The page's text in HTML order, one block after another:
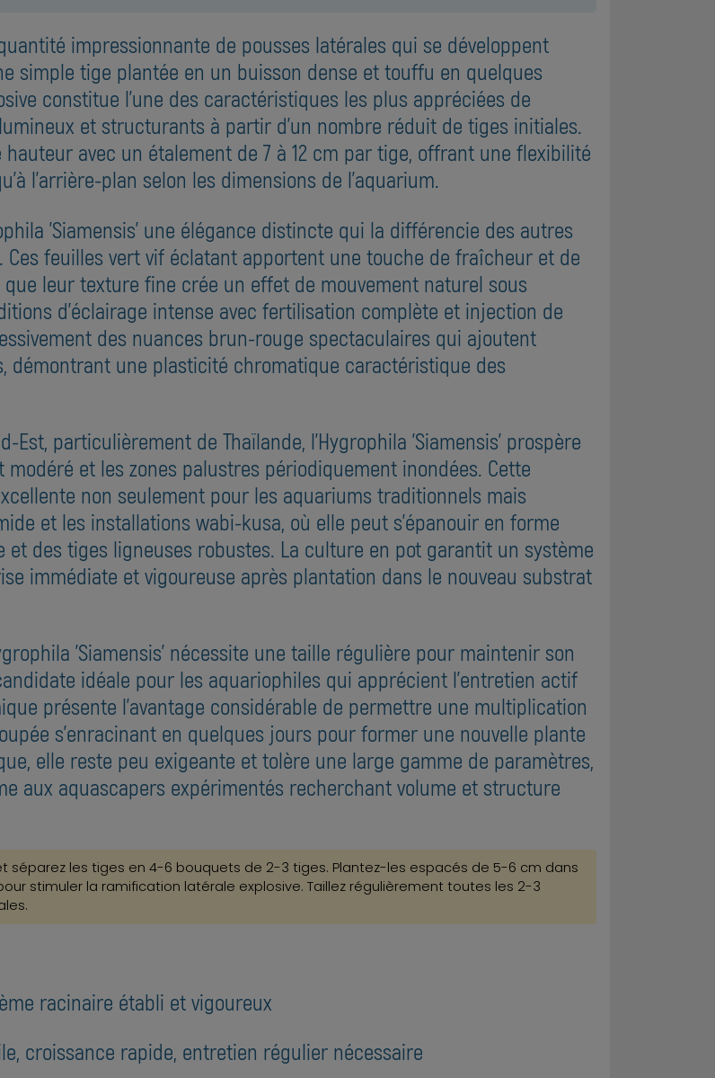
impressionnante de pousses latérales qui se développent
simple tige plantée en un buisson dense et touffu en quelques
constitue l'une des caractéristiques les plus appréciées de
et structurants à partir d'un nombre réduit de tiges initiales.
avec un étalement de 7 à 12 cm par tige, offrant une flexibilité
l'arrière-plan selon les dimensions de l'aquarium.
'Siamensis' une élégance distincte qui la différencie des autres
feuilles vert vif éclatant apportent une touche de fraîcheur et de
leur texture fine crée un effet de mouvement naturel sous
d'éclairage intense avec fertilisation complète et injection de
des nuances brun-rouge spectaculaires qui ajoutent
démontrant une plasticité chromatique caractéristique des
Est, particulièrement de Thaïlande, l'Hygrophila 'Siamensis' prospère
et les zones palustres périodiquement inondées. Cette
non seulement pour les aquariums traditionnels mais
et les installations wabi-kusa, où elle peut s'épanouir en forme
des tiges ligneuses robustes. La culture en pot garantit un système
immédiate et vigoureuse après plantation dans le nouveau substrat
'Siamensis' nécessite une taille régulière pour maintenir son
idéale pour les aquariophiles qui apprécient l'entretien actif
présente l'avantage considérable de permettre une multiplication
s'enracinant en quelques jours pour former une nouvelle plante
elle reste peu exigeante et tolère une large gamme de paramètres,
aux aquascapers expérimentés recherchant volume et structure
séparez les tiges en 4-6 bouquets de 2-3 tiges. Plantez-les espacés de 5-6 cm dans
stimuler la ramification latérale explosive. Taillez régulièrement toutes les 2-3
racinaire établi et vigoureux
croissance rapide, entretien régulier nécessaire